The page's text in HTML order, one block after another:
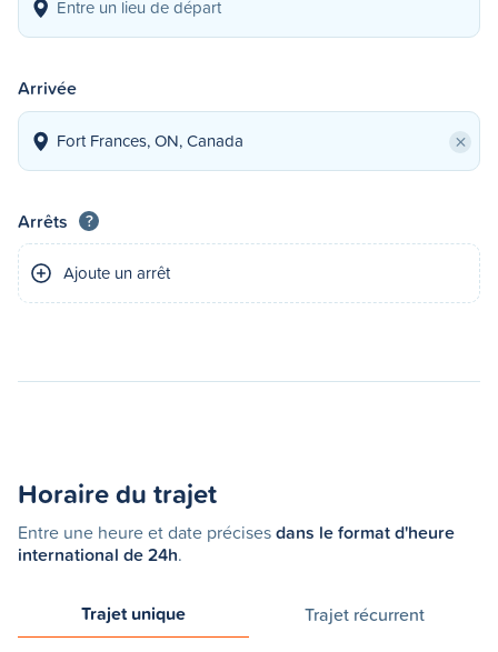
Arrivée
×
Arrêts ?
Ajoute un arrêt
Horaire du trajet
Entre une heure et date précisesdans le format d'heure
international de 24h.
Trajet unique Trajet récurrent